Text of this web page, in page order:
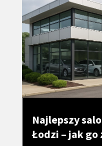
Najlepszy
Łodzi – jak go